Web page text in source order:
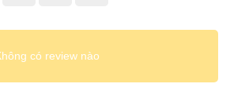
có review nào